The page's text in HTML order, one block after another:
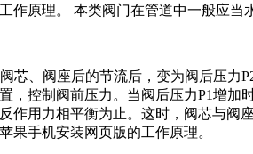
原理。 本类阀门在管道中一般应当
芯、阀座后的节流后，变为阀
位置，控制阀前压力。当阀后压力
用力相平衡为止。这时，阀芯与阀
手机安装网页版的工作原理。